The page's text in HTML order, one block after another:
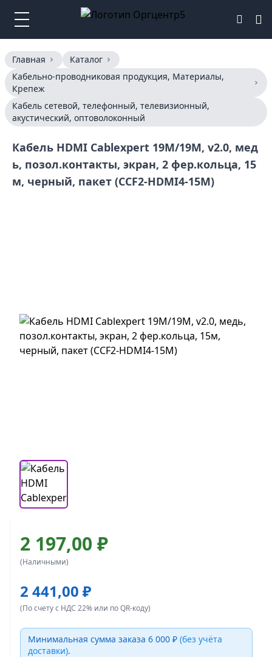
Главная
Каталог
Кабельно-проводниковая продукция, Материалы,
Крепеж
Кабель сетевой, телефонный, телевизионный,
акустический, оптоволоконный
Кабель HDMI Cablexpert 19M/19M, v2.0, мед
ь, позол.контакты, экран, 2 фер.кольца, 15
м, черный, пакет (CCF2-HDMI4-15M)
2 197,00 ₽
(Наличными)
2 441,00 ₽
(По счету с НДС 22% или по QR-коду)
Минимальная сумма заказа 6 000 ₽ (без учёта
доставки).